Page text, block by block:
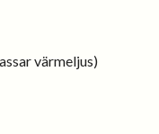
värmeljus)